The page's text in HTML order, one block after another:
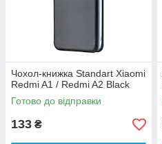
Чохол-книжка Standart Xiaomi
Redmi A1 / Redmi A2 Black
Готово до відправки
133 ₴